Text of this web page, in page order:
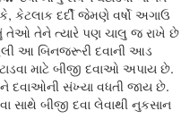
કેટલાક દર્દી જેમણે વર્ષો અગાઉ
તેઓ તેને ત્યારે પણ ચાલુ જ રાખે છે
આ બિનજરૂરી દવાની આડ
માટે બીજી દવાઓ અપાય છે.
સંખ્યા વધતી જાય છે.
બીજી દવા લેવાથી નુકસાન